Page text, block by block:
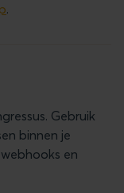
.
Gebruik
binnen je
en